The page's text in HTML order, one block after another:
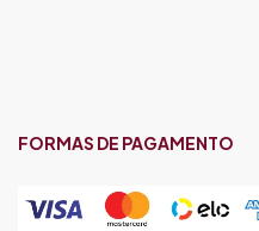
FORMAS DE PAGAMENTO